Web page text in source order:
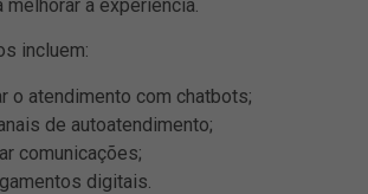
a experiência.
incluem:
o atendimento com chatbots;
de autoatendimento;
comunicações;
digitais.